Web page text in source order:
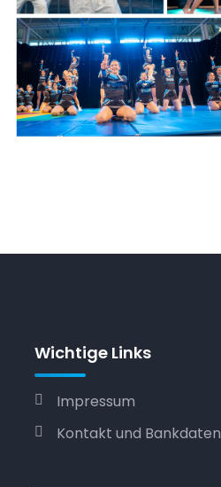
Wichtige Links
Impressum
Kontakt und Bankdaten